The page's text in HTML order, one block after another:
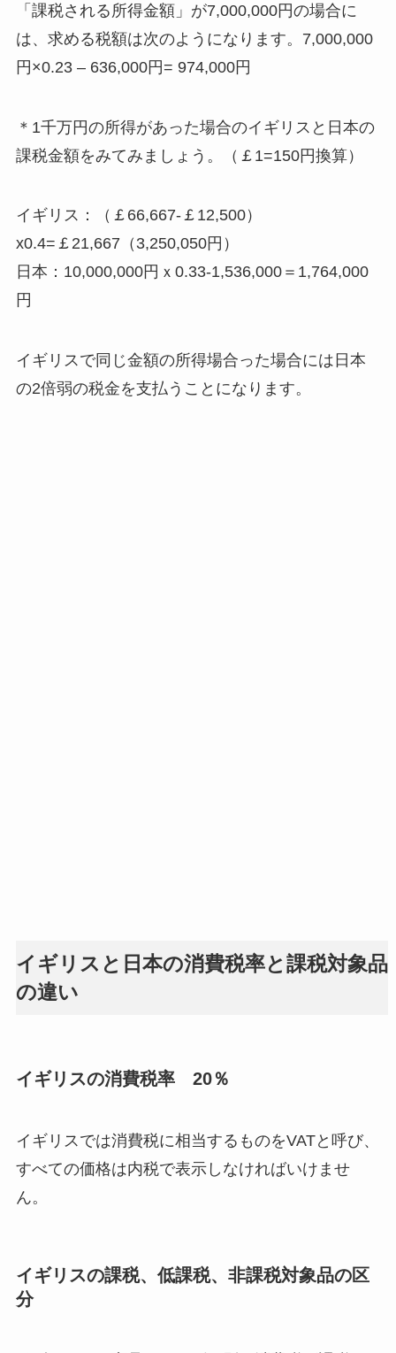
「課税される所得金額」が7,000,000円の場合に
は、求める税額は次のようになります。7,000,000
円×0.23 – 636,000円= 974,000円
＊1千万円の所得があった場合のイギリスと日本の
課税金額をみてみましょう。（￡1=150円換算）
イギリス：（￡66,667-￡12,500）
x0.4=￡21,667（3,250,050円）
日本：10,000,000円ｘ0.33-1,536,000＝1,764,000
円
イギリスで同じ金額の所得場合った場合には日本
の2倍弱の税金を支払うことになります。
イギリスと日本の消費税率と課税対象品
の違い
イギリスの消費税率 20％
イギリスでは消費税に相当するものをVATと呼び、
すべての価格は内税で表示しなければいけませ
ん。
イギリスの課税、低課税、非課税対象品の区
分